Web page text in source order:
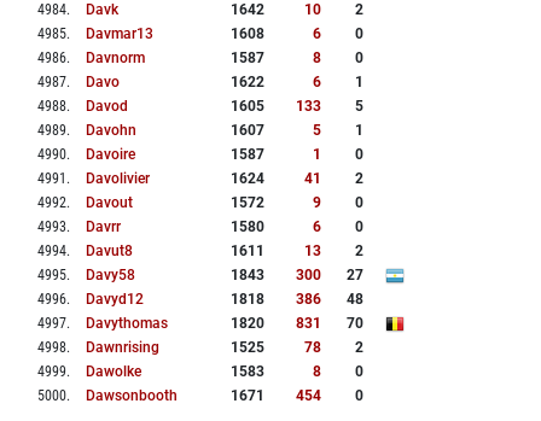
4984. Davk 1642 10
2
4985. Davmar13 1608 6
0
4986. Davnorm 1587 8
0
4987. Davo 1622 6
1
4988. Davod 1605 133
5
4989. Davohn 1607 5
1
4990. Davoire 1587 1
0
4991 . Davolivier 1624 41
2
4992. Davout 1572 9
0
4993. Davrr 1580 6
0
4994. Davut8 1611 13
2
4995. Davy58 1843 300
27
4996. Davyd12 1818 386
48
4997. Davythomas 1820 831
70
4998. Dawnrising 1525 78
2
4999. Dawolke 1583 8
0
5000. Dawsonbooth 1671 454 0